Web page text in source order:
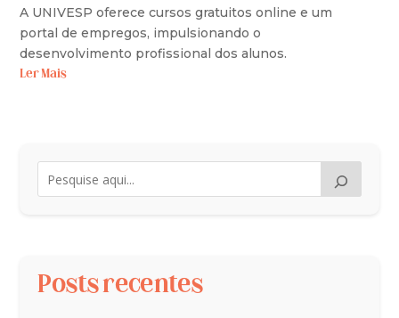
A UNIVESP oferece cursos gratuitos online e um
portal de empregos, impulsionando o
desenvolvimento profissional dos alunos.
Ler Mais
Posts recentes